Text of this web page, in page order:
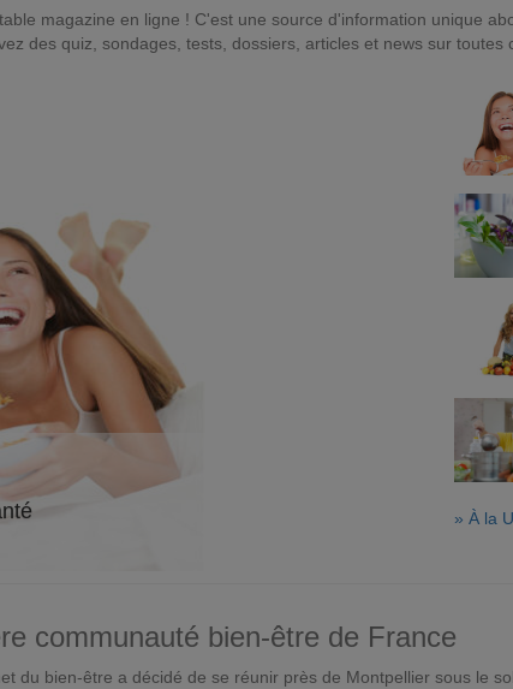
magazine en ligne ! C'est une source d'information unique
des quiz, sondages, tests, dossiers, articles et news sur toutes
» À la
communauté bien-être de France
du bien-être a décidé de se réunir près de Montpellier sous le